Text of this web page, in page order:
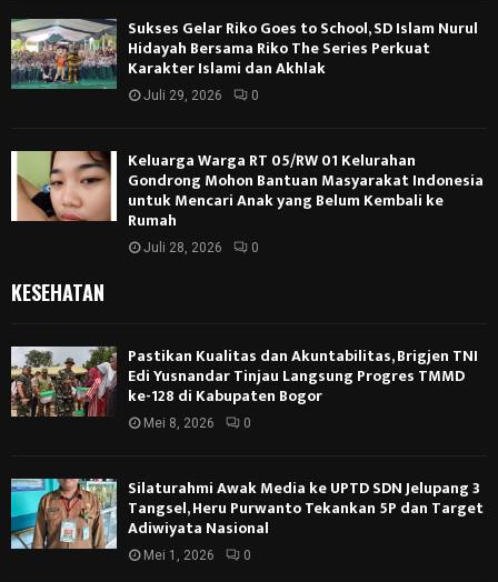
Sukses Gelar Riko Goes to School, SD Islam Nurul
Hidayah Bersama Riko The Series Perkuat
Karakter Islami dan Akhlak
Juli 29, 2026 0
Keluarga Warga RT 05/RW 01 Kelurahan
Gondrong Mohon Bantuan Masyarakat Indonesia
untuk Mencari Anak yang Belum Kembali ke
Rumah
Juli 28, 2026 0
KESEHATAN
Pastikan Kualitas dan Akuntabilitas, Brigjen TNI
Edi Yusnandar Tinjau Langsung Progres TMMD
ke-128 di Kabupaten Bogor
Mei 8, 2026 0
Silaturahmi Awak Media ke UPTD SDN Jelupang 3
Tangsel, Heru Purwanto Tekankan 5P dan Target
Adiwiyata Nasional
Mei 1, 2026 0